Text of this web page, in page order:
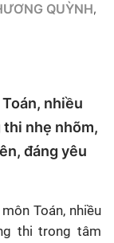
QUỲNH,
nhiều
thi nhẹ nhõm,
đáng yêu
Toán, nhiều
thi trong tâm